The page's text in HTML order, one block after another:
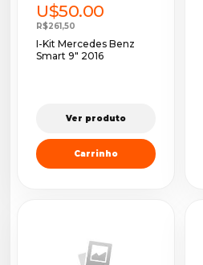
U$50.00
R$261,50
I-Kit Mercedes Benz
Smart 9" 2016
Ver produto
Carrinho